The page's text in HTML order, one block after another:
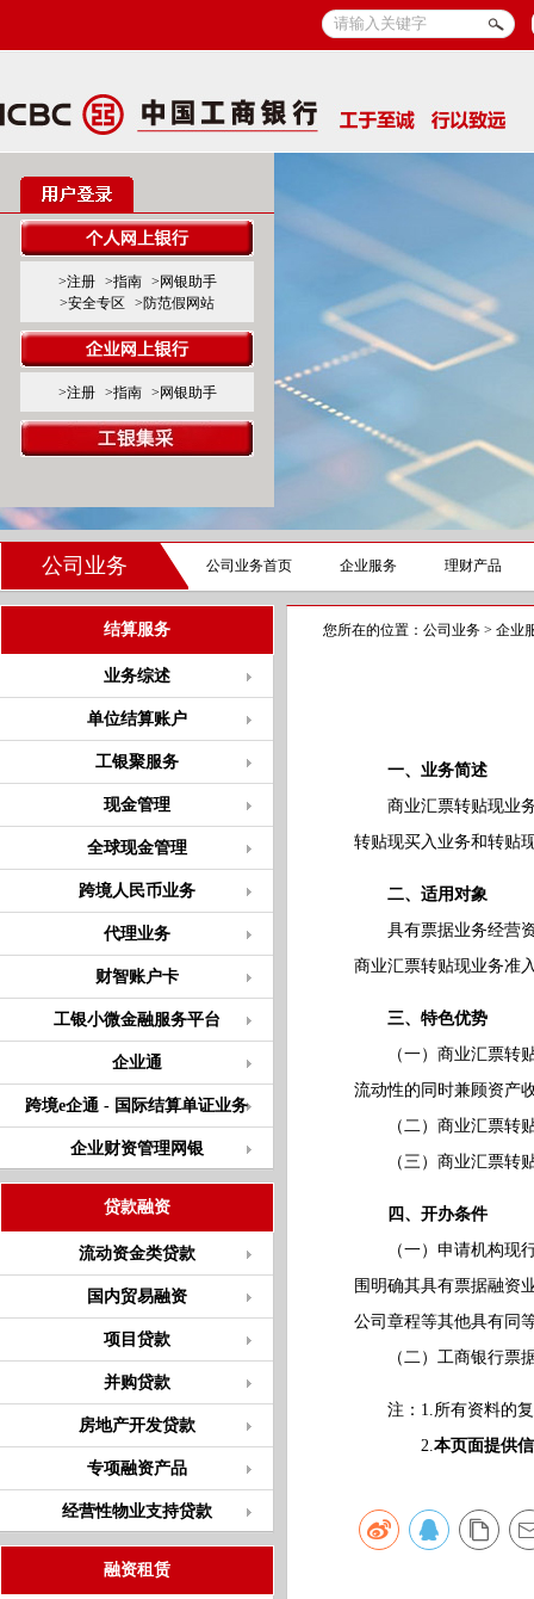
>注册 >指南
>网银助手
>安全专区
>防范假网站
>注册 >指南 >网银助手
公司业务 公司业务首页 企业服务 理财产品
结算服务
业务综述
单位结算账户
工银聚服务
现金管理
全球现金管理
跨境人民币业务
代理业务
财智账户卡
工银小微金融服务平台
企业通
跨境e企通 - 国际结算单证业务
企业财资管理网银
贷款融资
流动资金类贷款
国内贸易融资
项目贷款
并购贷款
房地产开发贷款
专项融资产品
经营性物业支持贷款
融资租赁
您所在的位置： 公司业务 > 企业
一、业务简述
商业汇票转贴现业务
转贴现买入业务和转贴
二、适用对象
具有票据业务经营资
商业汇票转贴现业务准
三、特色优势
（一）商业汇票转贴
流动性的同时兼顾资产
（二）商业汇票转贴
（三）商业汇票转贴
四、开办条件
（一）申请机构现行
围明确其具有票据融资
公司章程等其他具有同
（二）工商银行票据
注：1.所有资料的复
2.本页面提供